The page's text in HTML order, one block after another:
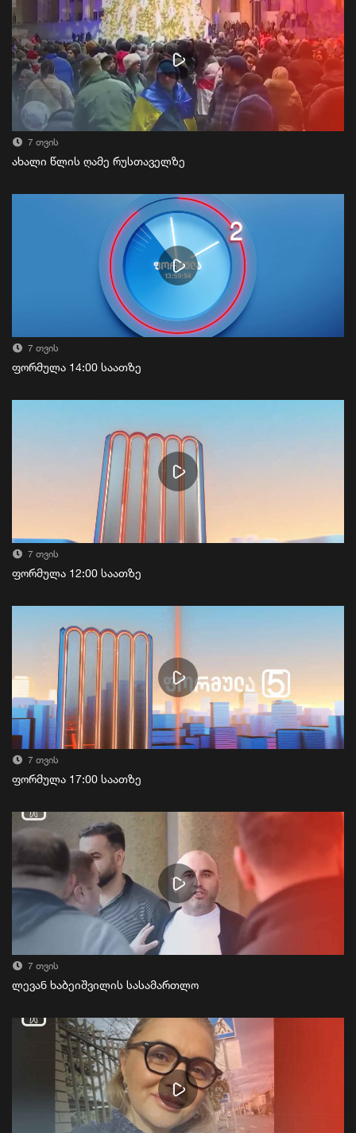
7 თვის
ახალი წლის ღამე რუსთაველზე
7 თვის
ფორმულა 14:00 საათზე
7 თვის
ფორმულა 12:00 საათზე
7 თვის
ფორმულა 17:00 საათზე
7 თვის
ლევან ხაბეიშვილის სასამართლო